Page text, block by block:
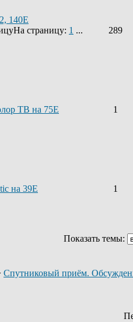
140E
На страницу: 1 ...
289
ТВ на 75Е 1
на 39Е 1
Показать темы:
Спутниковый приём.